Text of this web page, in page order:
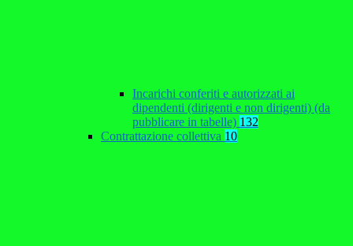
Incarichi conferiti e autorizzati ai
dipendenti (dirigenti e non dirigenti) (da
pubblicare in tabelle) 132
Contrattazione collettiva 10